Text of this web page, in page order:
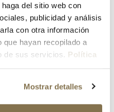
del sitio web con
publicidad y análisis
con otra información
hayan recopilado a
de sus servicios. Política
Mostrar detalles